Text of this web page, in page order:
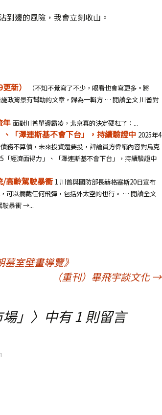
到邊的風險，我會立刻收山。
新）
（不知不覺寫了不少，眼看也會寫更多。將
政背景有幫助的文章，歸為一輯方 … 閱讀全文 川普對
年 面對川普單邊霸凌，北京真的決定硬杠了：...
「澤連斯基不會下台」，持續驗證中 2025年4
務不算債，未來投資還要投，評論員方偉稱內容對烏克
經濟面得力」、「澤連斯基不會下台」，持續驗證中
/高齡駕駛暴衝 1 川普與國防部長赫格塞斯20日宣布
可以攔截任何飛彈，包括外太空的也行。 … 閱讀全文
駛暴衝 →...
室壁畫導覽》
（重刊）畢飛宇談文化→
」 〉中有 1 則留言